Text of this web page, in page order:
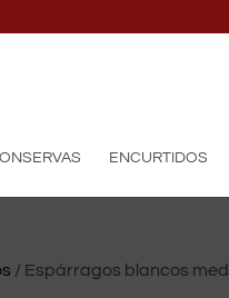
ENCURTIDOS
/ Espárragos blancos